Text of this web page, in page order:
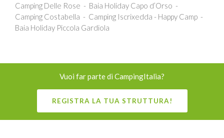
Camping Delle Rose
Baia Holiday Capo d’Orso
Camping Costabella
Camping Iscrixedda - Happy Camp
Baia Holiday Piccola Gardiola
Vuoi far parte di CampingItalia?
REGISTRA LA TUA STRUTTURA!